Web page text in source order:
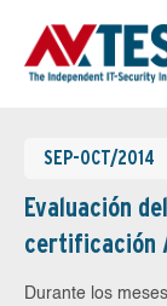
SEP-OCT/2014
Evaluación
certificación
Durante los